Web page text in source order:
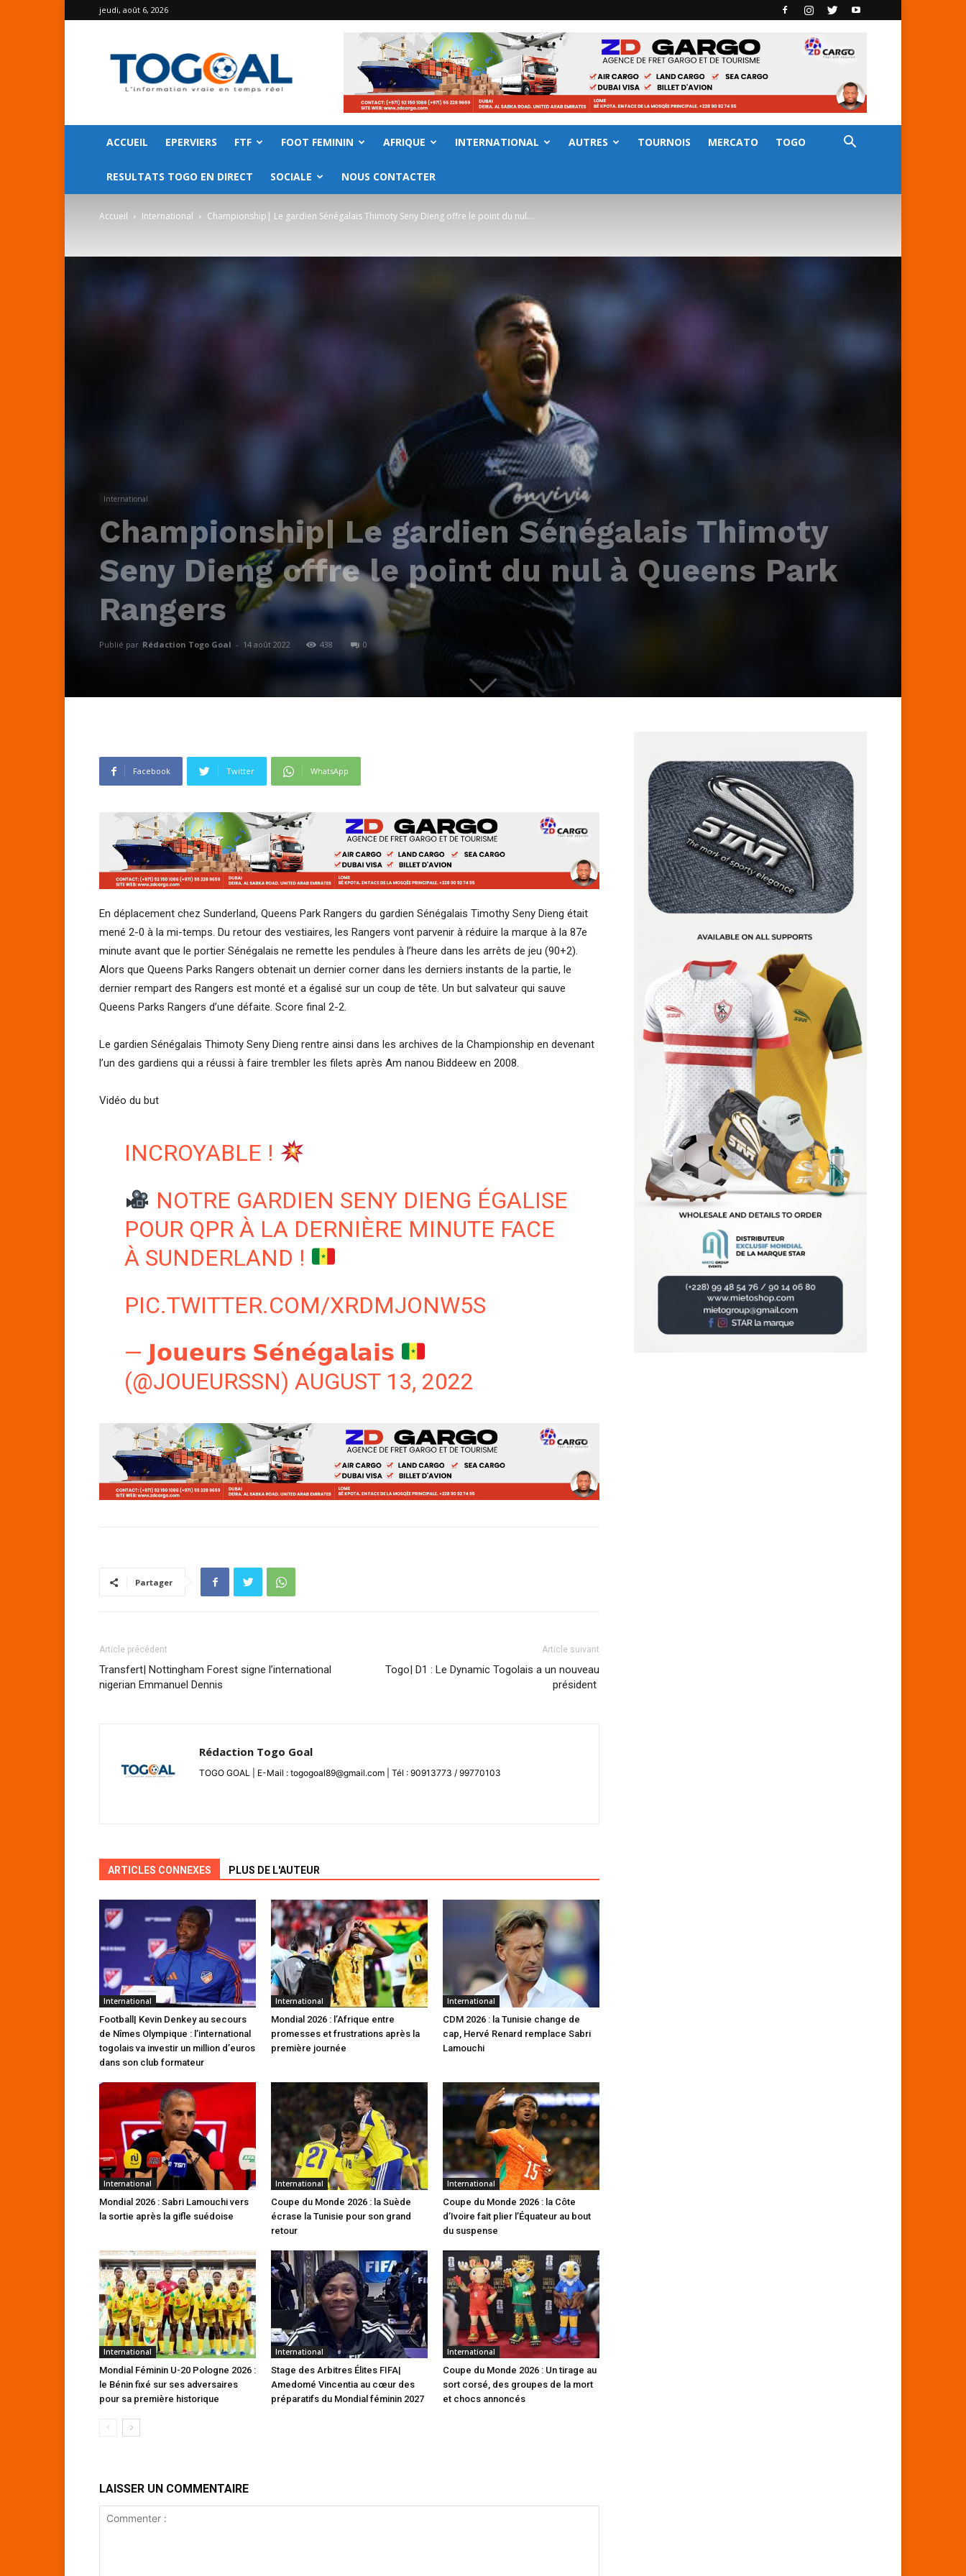
jeudi, août 6, 2026
GOAL
ACCUEIL EPERVIERS FTF FOOT FEMININ AFRIQUE INTERNATIONAL AUTRES TOURNOIS MERCATO TOGO
RESULTATS TOGO EN DIRECT SOCIALE NOUS CONTACTER
Accueil International Championship| Le gardien Sénégalais Thimoty Seny Dieng offre le point du nul...
International
Championship| Le gardien Sénégalais Thimoty
Seny Dieng offre le point du nul à Queens Park
Rangers
Publié par Rédaction Togo Goal - 14 août 2022 438 0
Facebook Twitter WhatsApp
En déplacement chez Sunderland, Queens Park Rangers du gardien Sénégalais Timothy Seny Dieng était
mené 2-0 à la mi-temps. Du retour des vestiaires, les Rangers vont parvenir à réduire la marque à la 87e
minute avant que le portier Sénégalais ne remette les pendules à l’heure dans les arrêts de jeu (90+2).
Alors que Queens Parks Rangers obtenait un dernier corner dans les derniers instants de la partie, le
dernier rempart des Rangers est monté et a égalisé sur un coup de tête. Un but salvateur qui sauve
Queens Parks Rangers d’une défaite. Score final 2-2.
Le gardien Sénégalais Thimoty Seny Dieng rentre ainsi dans les archives de la Championship en devenant
l’un des gardiens qui a réussi à faire trembler les filets après Am nanou Biddeew en 2008.
Vidéo du but
INCROYABLE !
NOTRE GARDIEN SENY DIENG ÉGALISE
POUR QPR À LA DERNIÈRE MINUTE FACE
À SUNDERLAND !
PIC.TWITTER.COM/XRDMJONW5S
— 𝗝𝗼𝘂𝗲𝘂𝗿𝘀 𝗦𝗲́𝗻𝗲́𝗴𝗮𝗹𝗮𝗶𝘀
(@JOUEURSSN) AUGUST 13, 2022
Partager
Article précédent
Transfert| Nottingham Forest signe l’international
nigerian Emmanuel Dennis
Article suivant
Togo| D1 : Le Dynamic Togolais a un nouveau
président
Rédaction Togo Goal
TOGO GOAL | E-Mail : togogoal89@gmail.com | Tél : 90913773 / 99770103
ARTICLES CONNEXES PLUS DE L'AUTEUR
International
Football| Kevin Denkey au secours
de Nîmes Olympique : l’international
togolais va investir un million d’euros
dans son club formateur
International
Mondial 2026 : l’Afrique entre
promesses et frustrations après la
première journée
International
CDM 2026 : la Tunisie change de
cap, Hervé Renard remplace Sabri
Lamouchi
International
Mondial 2026 : Sabri Lamouchi vers
la sortie après la gifle suédoise
International
Coupe du Monde 2026 : la Suède
écrase la Tunisie pour son grand
retour
International
Coupe du Monde 2026 : la Côte
d’Ivoire fait plier l’Équateur au bout
du suspense
International
Mondial Féminin U-20 Pologne 2026 :
le Bénin fixé sur ses adversaires
pour sa première historique
International
Stage des Arbitres Élites FIFA|
Amedomé Vincentia au cœur des
préparatifs du Mondial féminin 2027
International
Coupe du Monde 2026 : Un tirage au
sort corsé, des groupes de la mort
et chocs annoncés
LAISSER UN COMMENTAIRE